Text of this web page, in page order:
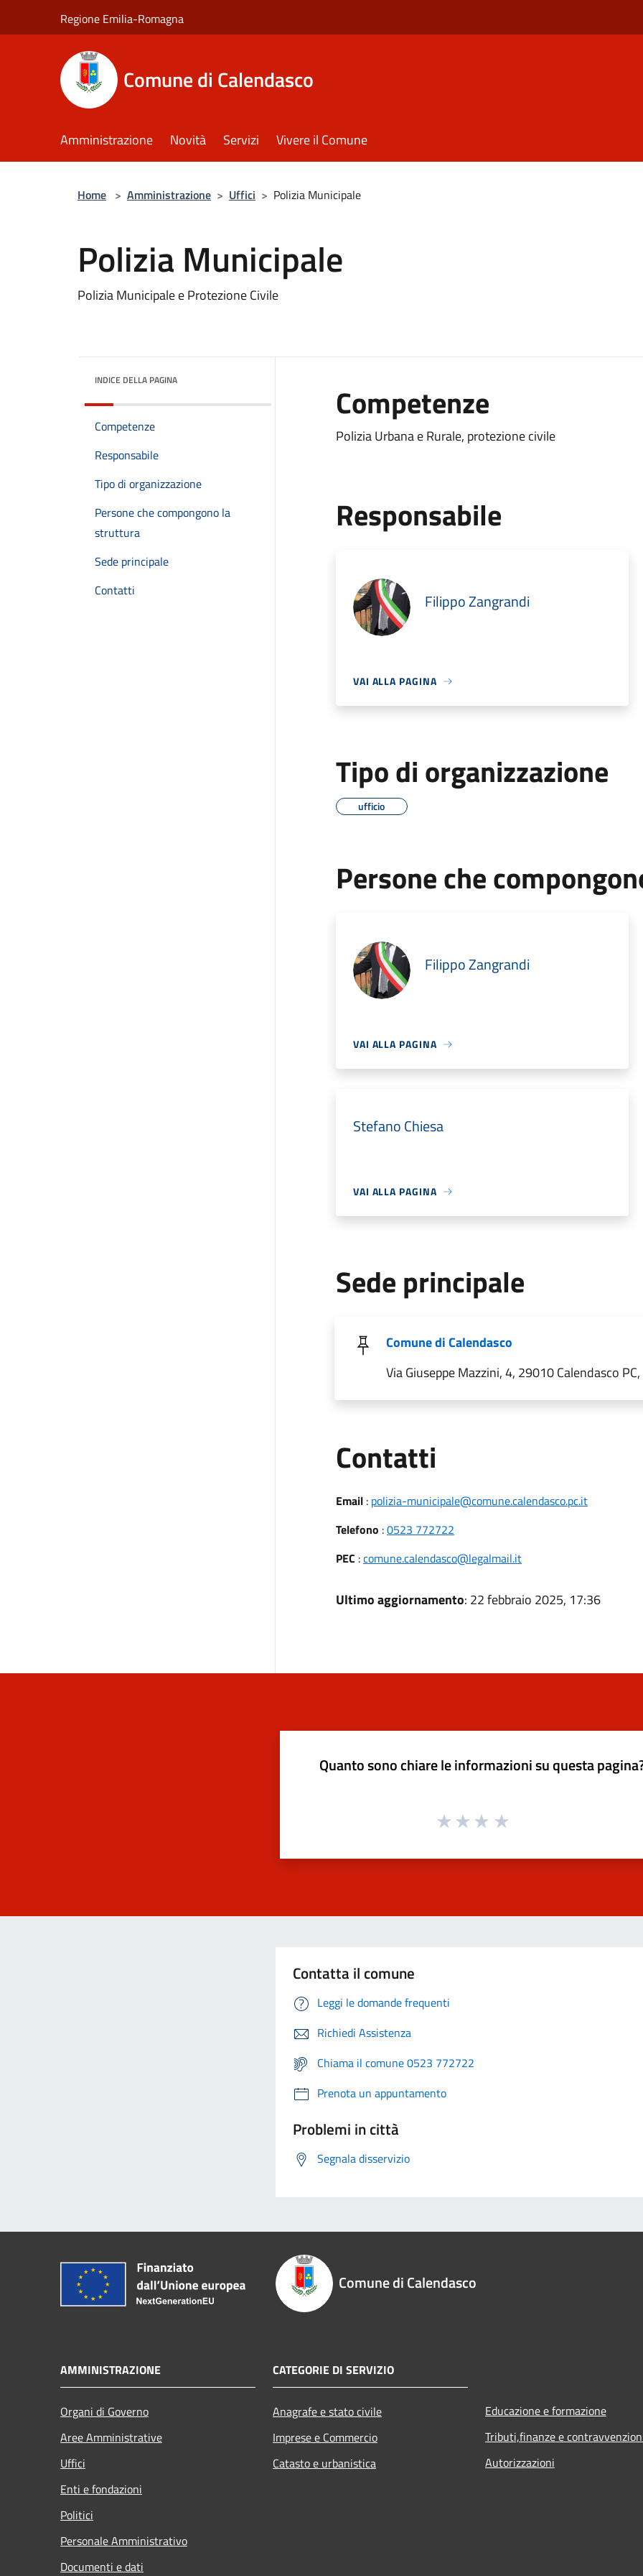
Regione Emilia-Romagna
Comune di Calendasco
Amministrazione Novità Servizi Vivere il Comune
Home > Amministrazione > Uffici > Polizia Municipale
Polizia Municipale
Polizia Municipale e Protezione Civile
INDICE DELLA PAGINA
Competenze
Responsabile
Tipo di organizzazione
Persone che compongono la
struttura
Sede principale
Contatti
Competenze
Polizia Urbana e Rurale, protezione civile
Responsabile
Filippo Zangrandi
VAI ALLA PAGINA
Tipo di organizzazione
ufficio
Persone che
Filippo Zangrandi
VAI ALLA PAGINA
Stefano Chiesa
VAI ALLA PAGINA
Sede principale
Comune di Calendasco
Via Giuseppe Mazzini, 4, 29010 Calendasco
Contatti
Email: polizia-municipale@comune.calendasco.pc.it
Telefono :0523 772722
PEC :comune.calendasco@legalmail.it
Ultimo aggiornamento: 22 febbraio 2025, 17:36
Quanto sono chiare le informazioni su questa
Contatta il comune
Leggi le domande frequenti
Richiedi Assistenza
Chiama il comune 0523 772722
Prenota un appuntamento
Problemi in città
Segnala disservizio
Comune di Calendasco
AMMINISTRAZIONE
Organi di Governo
Aree Amministrative
Uffici
Enti e fondazioni
Politici
Personale Amministrativo
Documenti e dati
CATEGORIE DI SERVIZIO
Anagrafe e stato civile
Imprese e Commercio
Catasto e urbanistica
Educazione e formazione
Tributi,finanze e
Autorizzazioni